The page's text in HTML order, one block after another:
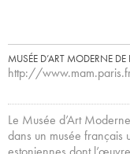
MUSÉE D’ART MODERNE DE
http://
Le Musée d’Art
dans un musée français